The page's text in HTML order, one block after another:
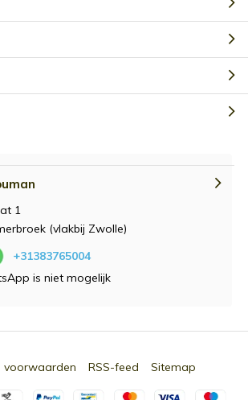
1
(vlakbij Zwolle)
+31383765004
is niet mogelijk
voorwaarden RSS-feed Sitemap